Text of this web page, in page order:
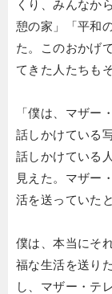
くり、みんなか
憩の家」「平和
た。このおかげ
てきた人たちも
「僕は、マザー
話しかけている
話しかけている
見えた。マザー
活を送っていた
僕は、本当にそ
福な生活を送り
し、マザー・テ